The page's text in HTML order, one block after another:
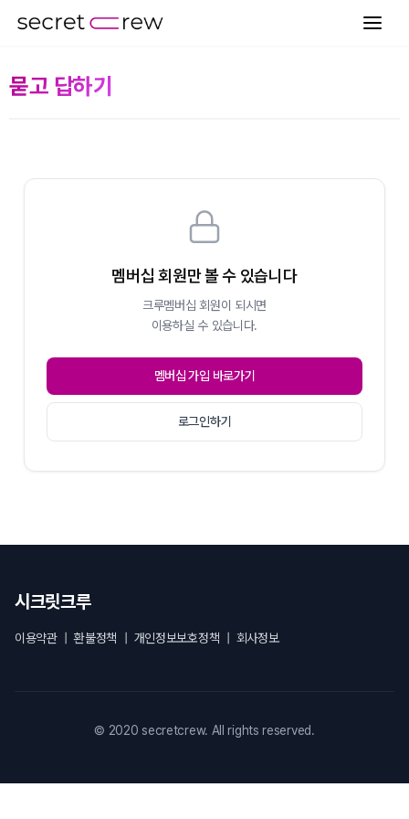
묻고 답하기
멤버십 회원만 볼 수 있습니다
크루멤버십 회원이 되시면
이용하실 수 있습니다.
멤버십 가입 바로가기
로그인하기
시크릿크루
이용약관|환불정책 개인정보보호정책 회사정보
© 2020 secretcrew. All rights reserved.